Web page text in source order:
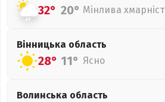
32° 20° Мінлива
Вінницька область
28° 11° Ясно
Волинська область